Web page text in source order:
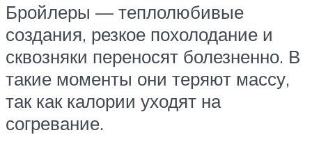
Бройлеры — теплолюбивые
создания, резкое похолодание и
сквозняки переносят болезненно. В
такие моменты они теряют массу,
так как калории уходят на
согревание.